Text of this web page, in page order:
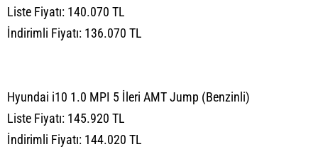
Liste Fiyatı: 140.070 TL
İndirimli Fiyatı: 136.070 TL
Hyundai i10 1.0 MPI 5 İleri AMT Jump (Benzinli)
Liste Fiyatı: 145.920 TL
İndirimli Fiyatı: 144.020 TL